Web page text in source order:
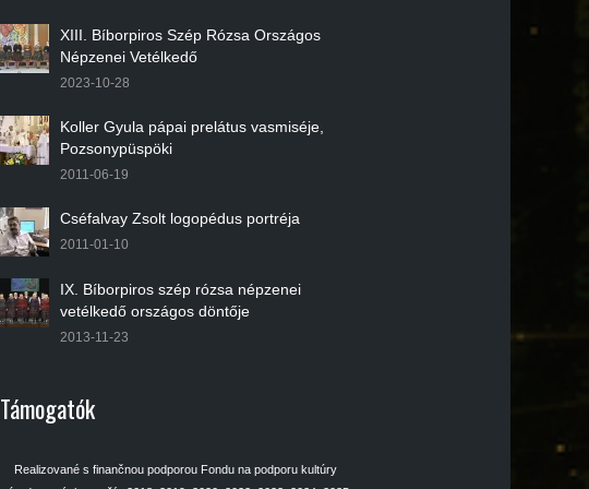
XIII. Bíborpiros Szép Rózsa Országos
Népzenei Vetélkedő
2023-10-28
Koller Gyula pápai prelátus vasmiséje,
Pozsonypüspöki
2011-06-19
Cséfalvay Zsolt logopédus portréja
2011-01-10
IX. Bíborpiros szép rózsa népzenei
vetélkedő országos döntője
2013-11-23
Támogatók
Realizované s finančnou podporou Fondu na podporu kultúry